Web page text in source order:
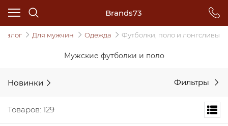
Brands73
Для мужчин Одежда Футболки, поло и лонгсливы
Мужские футболки и поло
Новинки Фильтры
Товаров: 129